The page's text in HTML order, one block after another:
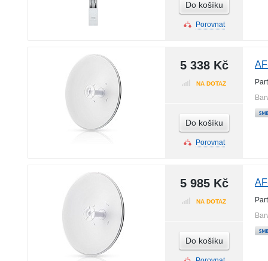
Do košíku
Porovnat
5 338 Kč
NA DOTAZ
Do košíku
Porovnat
5 985 Kč
NA DOTAZ
Do košíku